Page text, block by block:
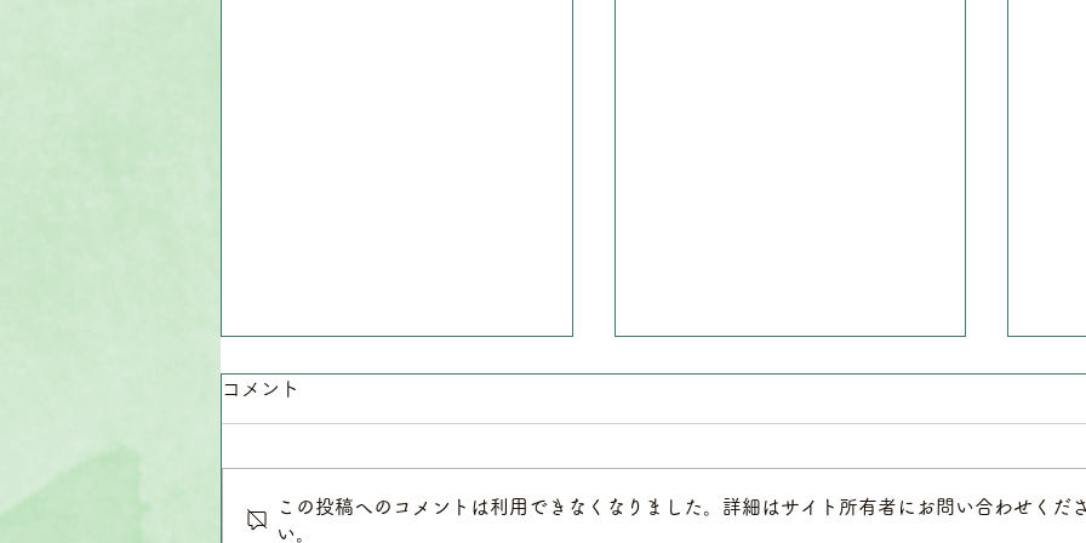
コメント
この投稿へのコメントは利用できなくなりました。詳細はサイト所有者にお問い合わせくだ
い。